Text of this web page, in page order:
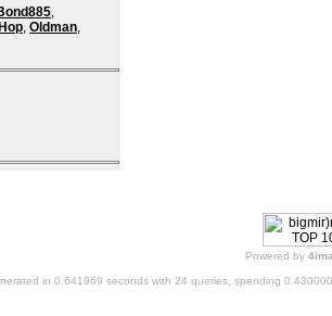
,
, Oldman,
Powered by
in 0.641969 seconds with 24 queries, spending